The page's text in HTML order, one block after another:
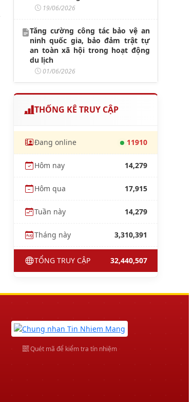
19/06/2026
Tăng cường công tác bảo vệ an
ninh quốc gia, bảo đảm trật tự
an toàn xã hội trong hoạt động
du lịch
01/06/2026
THỐNG KÊ TRUY CẬP
Đang online 11910
Hôm nay 14,279
Hôm qua 17,915
Tuần này 14,279
Tháng này 3,310,391
TỔNG TRUY CẬP 32,440,507
Quét mã để kiểm tra tín nhiệm